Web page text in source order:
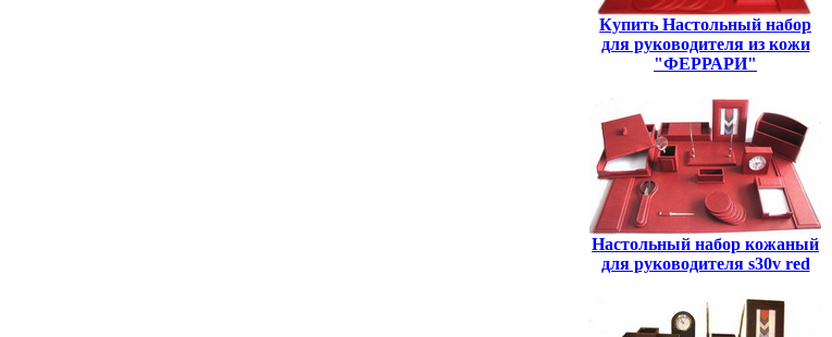
Купить Настольный набор
для руководителя из кожи
"ФЕРРАРИ"
Настольный набор кожаный
для руководителя s30v red